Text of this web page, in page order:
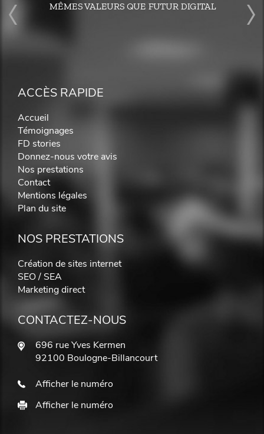
MÊMES VALEURS QUE FUTUR DIGITAL
ACCÈS RAPIDE
Accueil
Témoignages
FD stories
Donnez-nous votre avis
Nos prestations
Contact
Mentions légales
Plan du site
NOS PRESTATIONS
Création de sites internet
SEO / SEA
Marketing direct
CONTACTEZ-NOUS
696 rue Yves Kermen
92100 Boulogne-Billancourt
Afficher le numéro
Afficher le numéro